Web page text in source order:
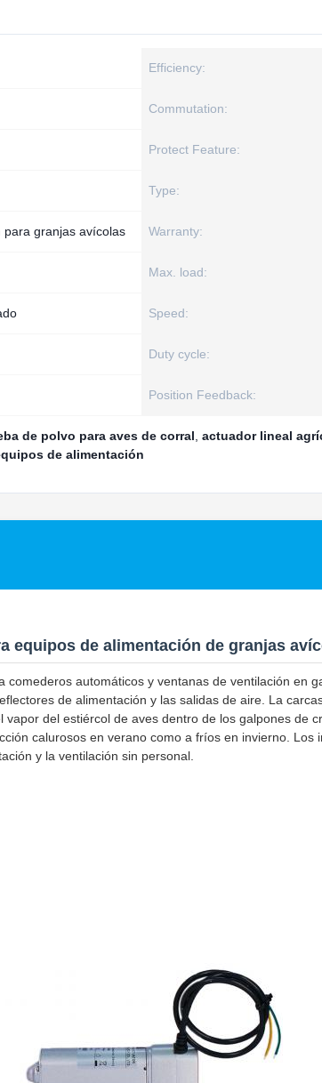
Efficiency:
Commutation:
Protect Feature:
Type:
para granjas avícolas Warranty:
Max. load:
Speed:
Duty cycle:
Position Feedback:
de polvo para aves de corral actuador lineal
de alimentación
equipos de alimentación de granjas
comederos automáticos y ventanas de ventilación en
de alimentación y las salidas de aire. La
del estiércol de aves dentro de los galpones de
calurosos en verano como a fríos en invierno. Los
y la ventilación sin personal.